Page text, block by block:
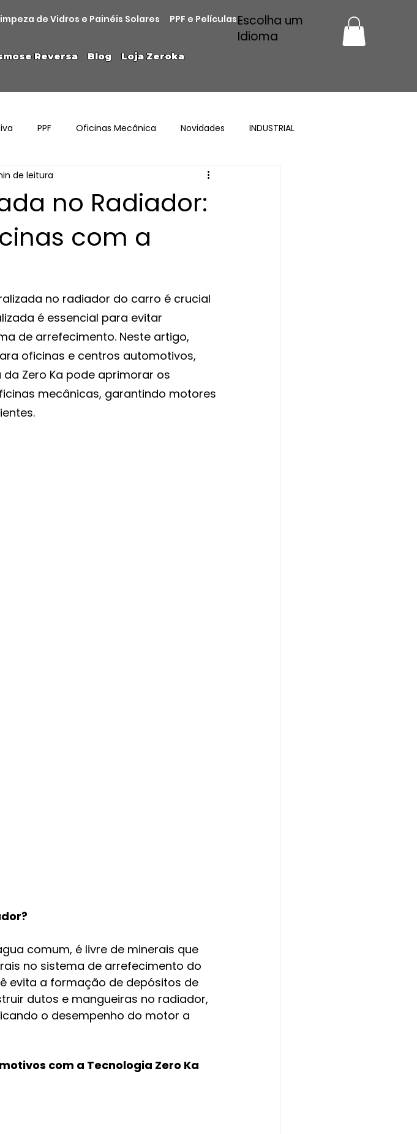
de Vidros e Painéis Solares PPF e PelículasEscolha um
Idioma
Reversa Blog Loja Zeroka
PPF Oficinas Mecânica Novidades INDUSTRIAL
no Radiador:
com a
de leitura
no radiador do carro é crucial
é essencial para evitar
de arrefecimento. Neste artigo,
oficinas e centros automotivos,
Zero Ka pode aprimorar os
mecânicas, garantindo motores
comum, é livre de minerais que
no sistema de arrefecimento do
evita a formação de depósitos de
dutos e mangueiras no radiador,
o desempenho do motor a
com a Tecnologia Zero Ka